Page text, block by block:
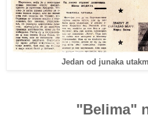
Jedan od junaka
"Belima"